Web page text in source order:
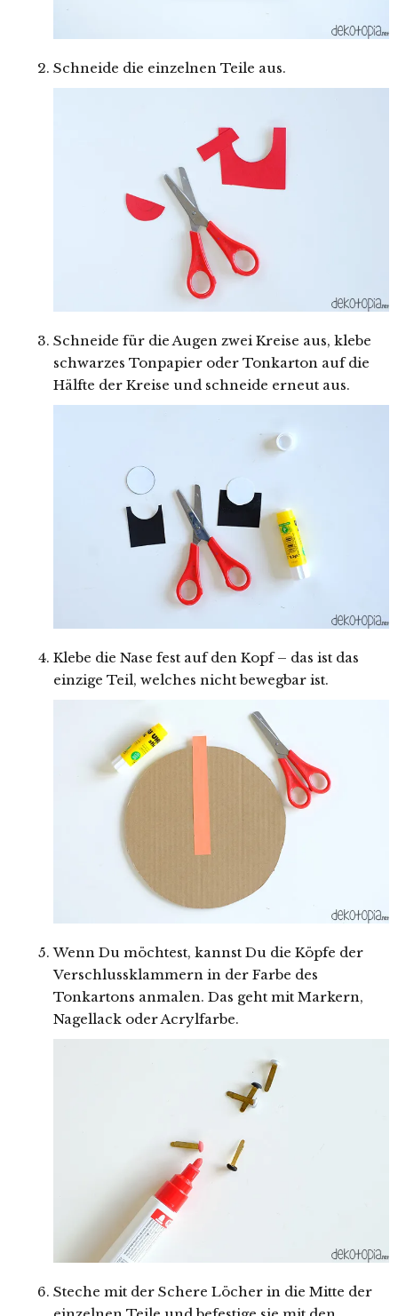
Schneide die einzelnen Teile aus.
Schneide für die Augen zwei Kreise aus, klebe
schwarzes Tonpapier oder Tonkarton auf die
Hälfte der Kreise und schneide erneut aus.
Klebe die Nase fest auf den Kopf – das ist das
einzige Teil, welches nicht bewegbar ist.
Wenn Du möchtest, kannst Du die Köpfe der
Verschlussklammern in der Farbe des
Tonkartons anmalen. Das geht mit Markern,
Nagellack oder Acrylfarbe.
Steche mit der Schere Löcher in die Mitte der